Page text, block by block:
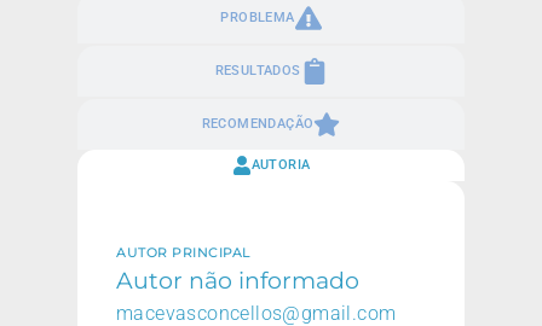
PROBLEMA
RESULTADOS
RECOMENDAÇÃO
AUTORIA
AUTOR PRINCIPAL
Autor não informado
macevasconcellos@gmail.com